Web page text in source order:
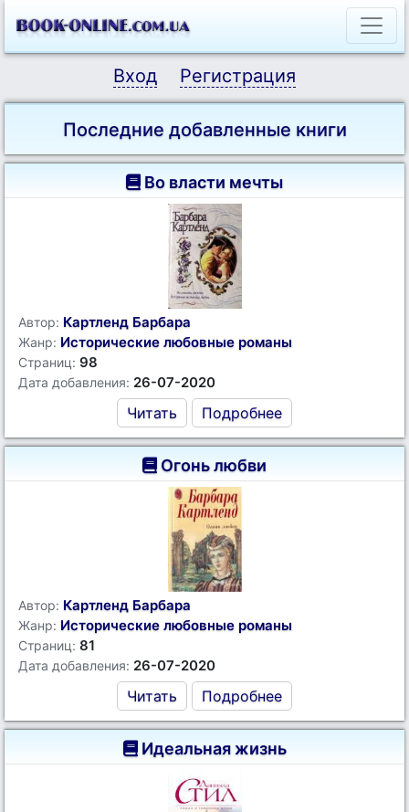
Вход Регистрация
Последние добавленные книги
Во власти мечты
Автор: Картленд Барбара
Жанр: Исторические любовные романы
Страниц: 98
Дата добавления: 26-07-2020
Читать Подробнее
Огонь любви
Автор: Картленд Барбара
Жанр: Исторические любовные романы
Страниц: 81
Дата добавления: 26-07-2020
Читать Подробнее
Идеальная жизнь